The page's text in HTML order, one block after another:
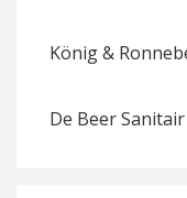
König &
De Beer Sanitair